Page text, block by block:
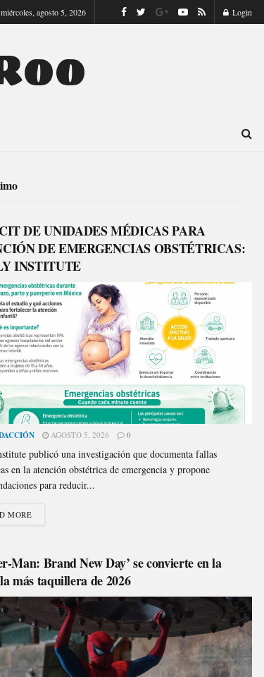
miércoles, agosto 5, 2026 Login
DE UNIDADES MÉDICAS PARA
DE EMERGENCIAS OBSTÉTRICAS:
INSTITUTE
AGOSTO 5, 2026 0
publicó una investigación que documenta fallas
en la atención obstétrica de emergencia y propone
para reducir...
MORE
Man: Brand New Day’ se convierte en la
más taquillera de 2026